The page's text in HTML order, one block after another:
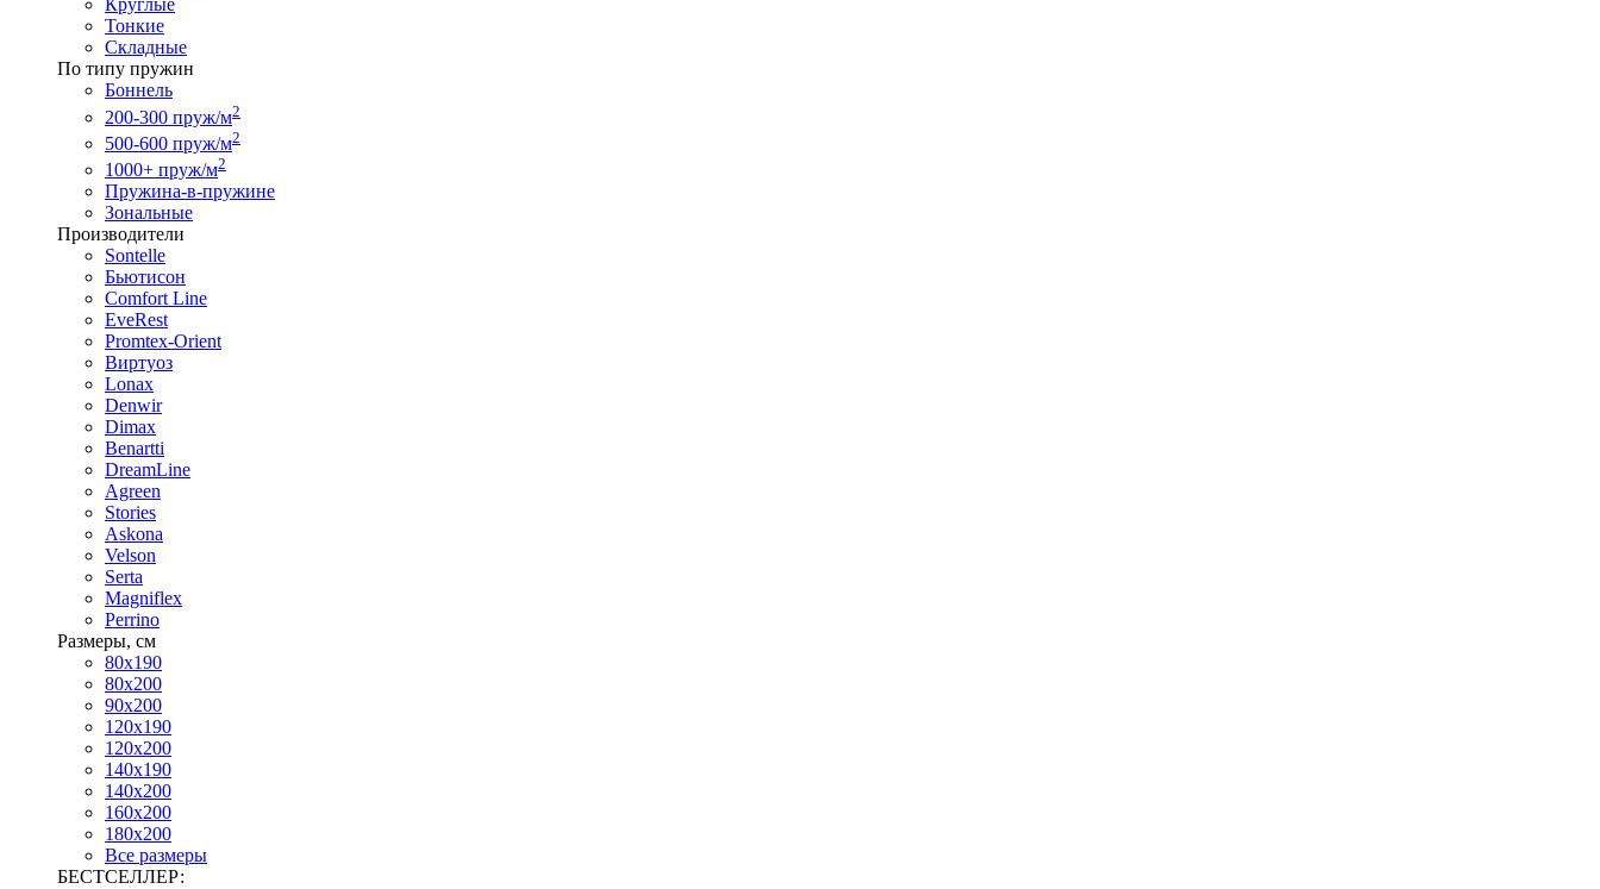
Круглые
Тонкие
Складные
По типу пружин
Боннель
200-300 пруж/м2
500-600 пруж/м2
1000+ пруж/м2
Пружина-в-пружине
Зональные
Производители
Sontelle
Бьютисон
Comfort Line
EveRest
Promtex-Orient
Виртуоз
Lonax
Denwir
Dimax
Benartti
DreamLine
Agreen
Stories
Askona
Velson
Serta
Magniflex
Perrino
Размеры, см
80х190
80х200
90х200
120х190
120х200
140х190
140х200
160х200
180х200
Все размеры
БЕСТСЕЛЛЕР: